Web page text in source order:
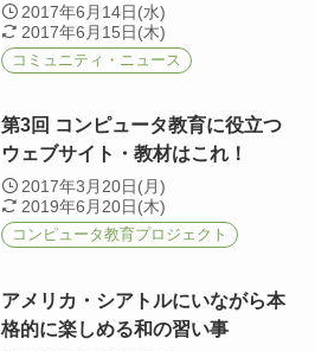
2017年6月14日(水)
2017年6月15日(木)
コミュニティ・ニュース
第3回 コンピュータ教育に役立つ
ウェブサイト・教材はこれ！
2017年3月20日(月)
2019年6月20日(木)
コンピュータ教育プロジェクト
アメリカ・シアトルにいながら本
格的に楽しめる和の習い事